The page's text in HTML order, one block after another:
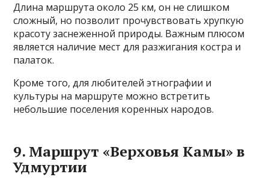
Длина маршрута около 25 км, он не слишком
сложный, но позволит прочувствовать хрупкую
красоту заснеженной природы. Важным плюсом
является наличие мест для разжигания костра и
палаток.
Кроме того, для любителей этнографии и
культуры на маршруте можно встретить
небольшие поселения коренных народов.
9. Маршрут «Верховья Камы» в
Удмуртии